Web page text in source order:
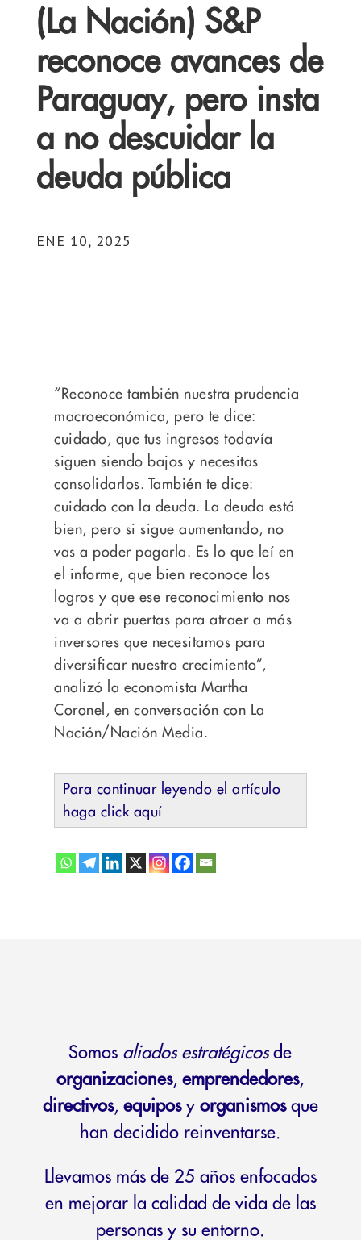
(La Nación) S&P
reconoce avances de
Paraguay, pero insta
a no descuidar la
deuda pública
ENE 10, 2025
“Reconoce también nuestra prudencia
macroeconómica, pero te dice:
cuidado, que tus ingresos todavía
siguen siendo bajos y necesitas
consolidarlos. También te dice:
cuidado con la deuda. La deuda está
bien, pero si sigue aumentando, no
vas a poder pagarla. Es lo que leí en
el informe, que bien reconoce los
logros y que ese reconocimiento nos
va a abrir puertas para atraer a más
inversores que necesitamos para
diversificar nuestro crecimiento”,
analizó la economista Martha
Coronel, en conversación con La
Nación/Nación Media.
Para continuar leyendo el artículo
haga click aquí
Somos aliados estratégicosde
organizaciones,emprendedores,
directivos, equiposy organismosque
han decidido reinventarse.
Llevamos más de 25 años enfocados
en mejorar la calidad de vida de las
personas y su entorno.